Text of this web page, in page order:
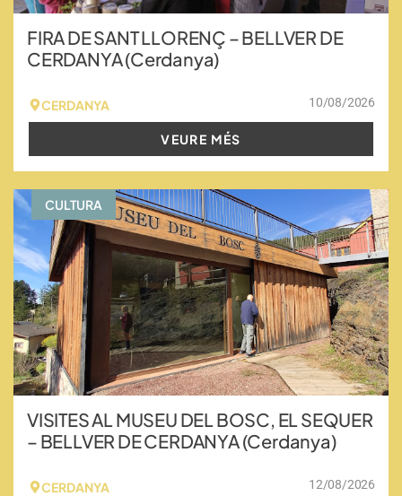
FIRA DE SANT LLORENÇ – BELLVER DE
CERDANYA (Cerdanya)
CERDANYA 10/08/2026
VEURE MÉS
CULTURA
VISITES AL MUSEU DEL BOSC, EL SEQUER
– BELLVER DE CERDANYA (Cerdanya)
CERDANYA 12/08/2026